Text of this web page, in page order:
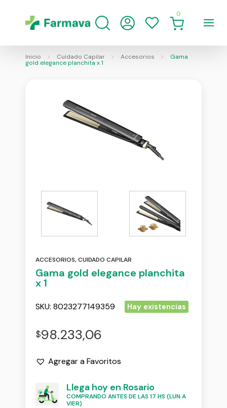
0
Inicio Cuidado Capilar Accesorios Gama
gold elegance planchita x 1
ACCESORIOS,CUIDADO CAPILAR
Gama gold elegance planchita
x 1
SKU: 8023277149359 Hay existencias
$98.233,06
Agregar a Favoritos
Llega hoy en Rosario
COMPRANDO ANTES DE LAS 17 HS (LUN A
VIER)